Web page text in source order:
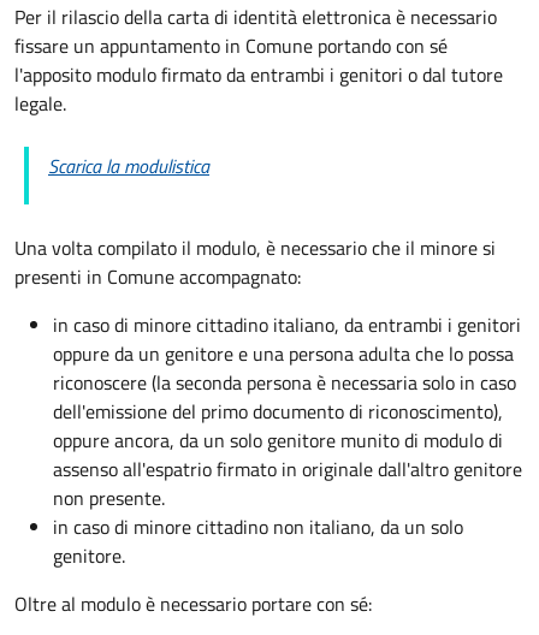
Per il rilascio della carta di identità elettronica è necessario
fissare un appuntamento in Comune portando con sé
l'apposito modulo firmato da entrambi i genitori o dal tutore
legale.
Scarica la modulistica
Una volta compilato il modulo, è necessario che il minore si
presenti in Comune accompagnato:
in caso di minore cittadino italiano, da entrambi i genitori
oppure da un genitore e una persona adulta che lo possa
riconoscere (la seconda persona è necessaria solo in caso
dell'emissione del primo documento di riconoscimento),
oppure ancora, da un solo genitore munito di modulo di
assenso all'espatrio firmato in originale dall'altro genitore
non presente.
in caso di minore cittadino non italiano, da un solo
genitore.
Oltre al modulo è necessario portare con sé: